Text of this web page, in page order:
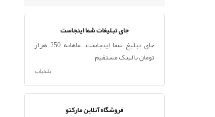
جای تبلیغات شما اینجاست
جای تبلیغ شما اینجاست، ماهانه 250 هزار
تومان با لینک مستقیم
بلدیاب
فروشگاه آنلاین مارکتو